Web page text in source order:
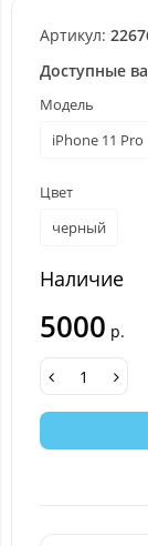
Артикул:
Доступные
Модель
iPhone 11 Pro
Цвет
черный
Наличие
5000 р.